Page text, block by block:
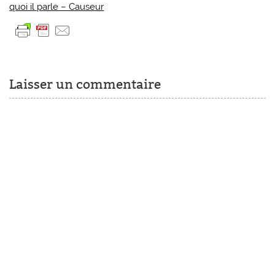
quoi il parle – Causeur
Laisser un commentaire